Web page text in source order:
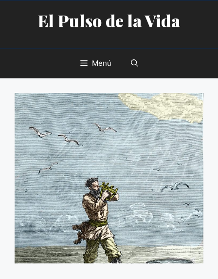
contenidoEl Pulso de la Vida
Menú